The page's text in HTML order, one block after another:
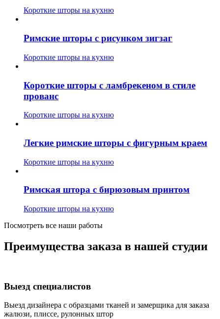
Короткие шторы на кухню
Римские шторы с рисунком зигзаг
Короткие шторы на кухню
Короткие шторы с ламбрекеном в стиле
прованс
Короткие шторы на кухню
Легкие римские шторы с фигурным краем
Короткие шторы на кухню
Римская штора с бирюзовым принтом
Короткие шторы на кухню
Посмотреть все наши работы
Преимущества заказа в нашей студии
Выезд специалистов
Bыезд дизайнера с образцами тканей и замерщика для заказа
жалюзи, плиссе, рулонных штор